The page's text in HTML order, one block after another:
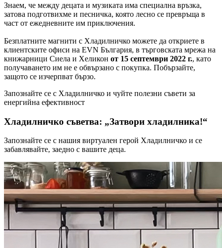
Знаем, че между децата и музиката има специална връзка,
затова подготвихме и песничка, която лесно се превръща в
част от ежедневните им приключения.
Безплатните магнити с Хладилничко можете да откриете в
клиентските офиси на EVN България, в търговската мрежа на
книжарници Сиела и Хеликон от 15 септември 2022 г., като
получаването им не е обвързано с покупка. Побързайте,
защото се изчерпват бързо.
Запознайте се с Хладилничко и чуйте полезни съвети за
енергийна ефективност
Хладилничко съветва: „Затвори хладилника!“
Запознайте се с нашия виртуален герой Хладилничко и се
забавлявайте, заедно с вашите деца.